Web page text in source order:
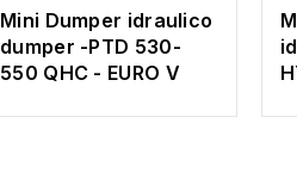
Mini Dumper idraulico
dumper -PTD 530-
550 QHC - EURO V